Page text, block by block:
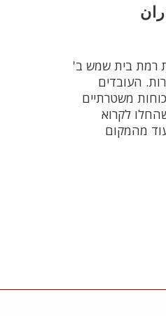
רמת בית שמש ב'
העובדים
משטרתיים
לקרוא
מהמקום